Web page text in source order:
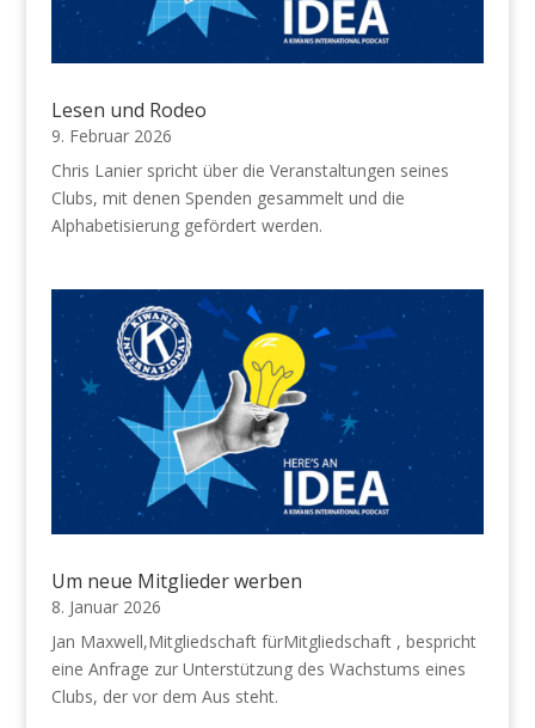
Lesen und Rodeo
9. Februar 2026
Chris Lanier spricht über die Veranstaltungen seines
Clubs, mit denen Spenden gesammelt und die
Alphabetisierung gefördert werden.
Um neue Mitglieder werben
8. Januar 2026
Jan Maxwell,Mitgliedschaft fürMitgliedschaft , bespricht
eine Anfrage zur Unterstützung des Wachstums eines
Clubs, der vor dem Aus steht.